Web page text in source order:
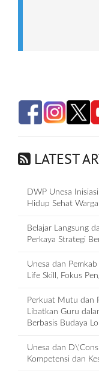
LATEST
DWP Unesa
Hidup Sehat
Belajar Langsung
Perkaya Strategi
Unesa dan
Life Skill, Fokus
Perkuat Mutu dan
Libatkan Guru
Berbasis Budaya
Unesa dan
Kompetensi dan